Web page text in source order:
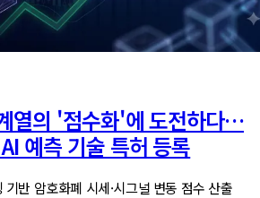
열의 '점수화'에 도전하다…
예측 기술 특허 등록
반 암호화폐 시세·시그널 변동 점수 산출